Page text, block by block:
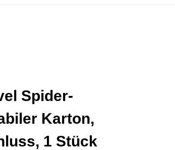
Spider-
Karton,
1 Stück